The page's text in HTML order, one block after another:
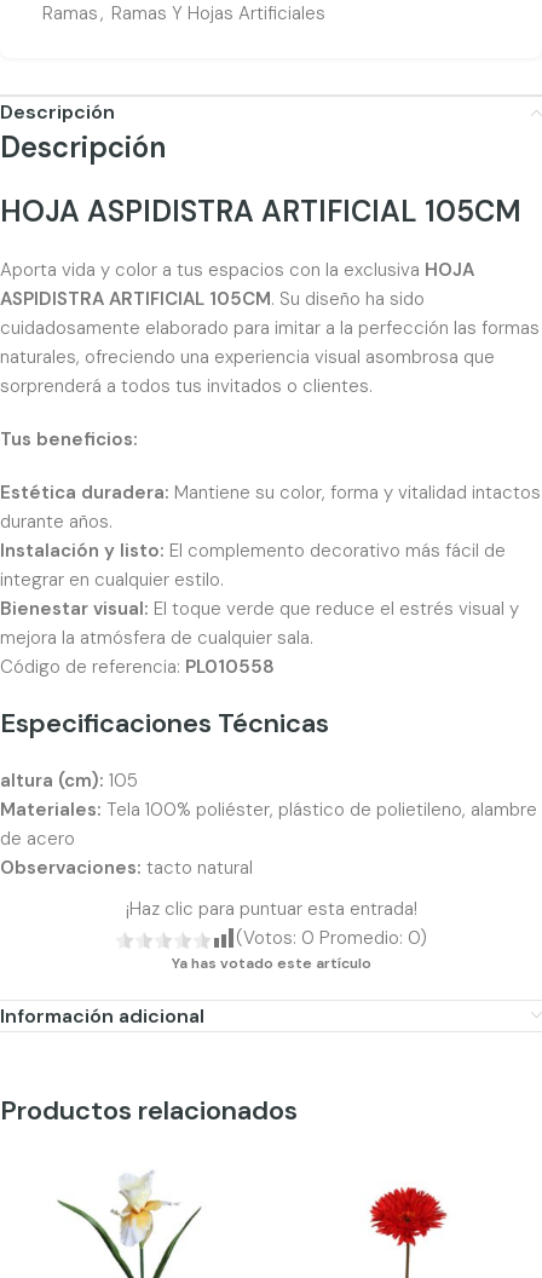
Ramas, Ramas Y Hojas Artificiales
Descripción
Descripción
HOJA ASPIDISTRA ARTIFICIAL 105CM
Aporta vida y color a tus espacios con la exclusiva HOJA
ASPIDISTRA ARTIFICIAL 105CM. Su diseño ha sido
cuidadosamente elaborado para imitar a la perfección las formas
naturales, ofreciendo una experiencia visual asombrosa que
sorprenderá a todos tus invitados o clientes.
Tus beneficios:
Estética duradera: Mantiene su color, forma y vitalidad intactos
durante años.
Instalación y listo: El complemento decorativo más fácil de
integrar en cualquier estilo.
Bienestar visual: El toque verde que reduce el estrés visual y
mejora la atmósfera de cualquier sala.
Código de referencia: PL010558
Especificaciones Técnicas
altura (cm): 105
Materiales: Tela 100% poliéster, plástico de polietileno, alambre
de acero
Observaciones: tacto natural
¡Haz clic para puntuar esta entrada!
(Votos: 0 Promedio: 0)
Ya has votado este artículo
Información adicional
Productos relacionados